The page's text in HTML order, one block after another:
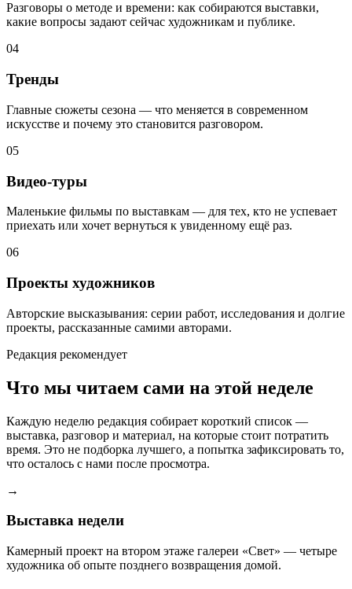
Разговоры о методе и времени: как собираются выставки,
какие вопросы задают сейчас художникам и публике.
04
Тренды
Главные сюжеты сезона — что меняется в современном
искусстве и почему это становится разговором.
05
Видео-туры
Маленькие фильмы по выставкам — для тех, кто не успевает
приехать или хочет вернуться к увиденному ещё раз.
06
Проекты художников
Авторские высказывания: серии работ, исследования и долгие
проекты, рассказанные самими авторами.
Редакция рекомендует
Что мы читаем сами на этой неделе
Каждую неделю редакция собирает короткий список —
выставка, разговор и материал, на которые стоит потратить
время. Это не подборка лучшего, а попытка зафиксировать то,
что осталось с нами после просмотра.
→
Выставка недели
Камерный проект на втором этаже галереи «Свет» — четыре
художника об опыте позднего возвращения домой.